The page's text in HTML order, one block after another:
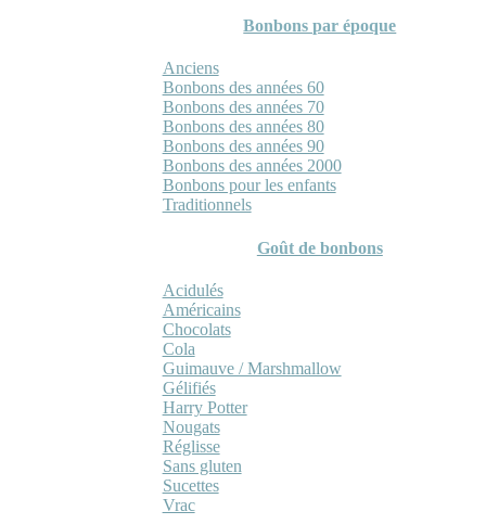
Bonbons par époque
Anciens
Bonbons des années 60
Bonbons des années 70
Bonbons des années 80
Bonbons des années 90
Bonbons des années 2000
Bonbons pour les enfants
Traditionnels
Goût de bonbons
Acidulés
Américains
Chocolats
Cola
Guimauve / Marshmallow
Gélifiés
Harry Potter
Nougats
Réglisse
Sans gluten
Sucettes
Vrac